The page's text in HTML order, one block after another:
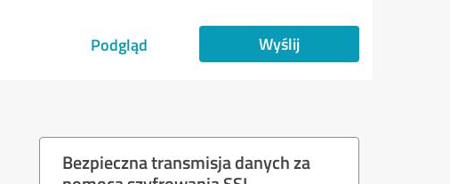
Podgląd Wyślij
Bezpieczna transmisja danych za